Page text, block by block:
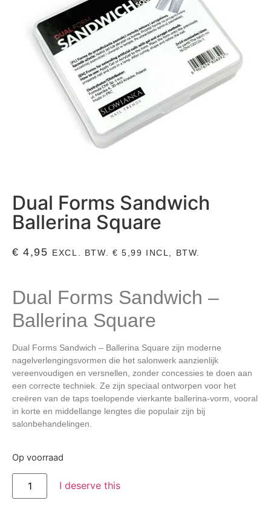
Dual Forms Sandwich
Ballerina Square
€ 4,95 EXCL. BTW. € 5,99 INCL, BTW.
Dual Forms Sandwich –
Ballerina Square
Dual Forms Sandwich – Ballerina Square zijn moderne
nagelverlengingsvormen die het salonwerk aanzienlijk
vereenvoudigen en versnellen, zonder concessies te doen aan
een correcte techniek. Ze zijn speciaal ontworpen voor het
creëren van de taps toelopende vierkante ballerina-vorm, vooral
in korte en middellange lengtes die populair zijn bij
salonbehandelingen.
Op voorraad
I deserve this